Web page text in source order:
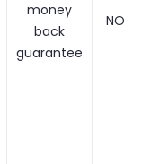
money
back
guarantee
NO